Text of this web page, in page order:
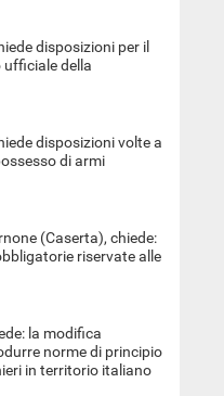
disposizioni per il
della
disposizioni volte a
di armi
(Caserta), chiede:
riservate alle
la modifica
norme di principio
in territorio italiano